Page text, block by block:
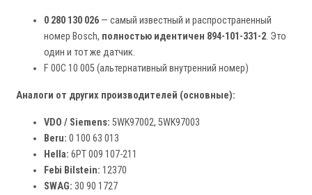
0 280 130 026 — самый известный и распространенный
номер Bosch, полностью идентичен 894-101-331-2. Это
один и тот же датчик.
F 00C 10 005 (альтернативный внутренний номер)
Аналоги от других производителей (основные):
VDO / Siemens: 5WK97002, 5WK97003
Beru: 0 100 63 013
Hella: 6PT 009 107-211
Febi Bilstein: 12370
SWAG: 30 90 1727